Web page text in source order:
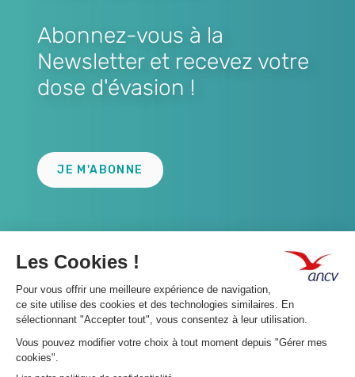
Abonnez-vous à la
Newsletter et recevez votre
dose d'évasion !
JE M'ABONNE
A propos 👇